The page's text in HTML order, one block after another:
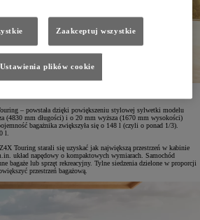
– powstała dzięki powiększeniu stylowej sylwetki modelu
(4830 mm długości) i o 20 mm wyższa (1670 mm wysokości)
bagażnika zwiększyła się o 148 l (czyli o ponad 1/3).
l.
Touring starali się uzyskać jak największą przestrzeń w kabinie
układ napędowy o kompaktowych wymiarach. Samochód
bagaże lub sprzęt rekreacyjny. Tylne siedzenia dzielone w proporcji
przestrzeń bagażową.
Zaakceptuj wszystkie
Ustawienia plików cookie